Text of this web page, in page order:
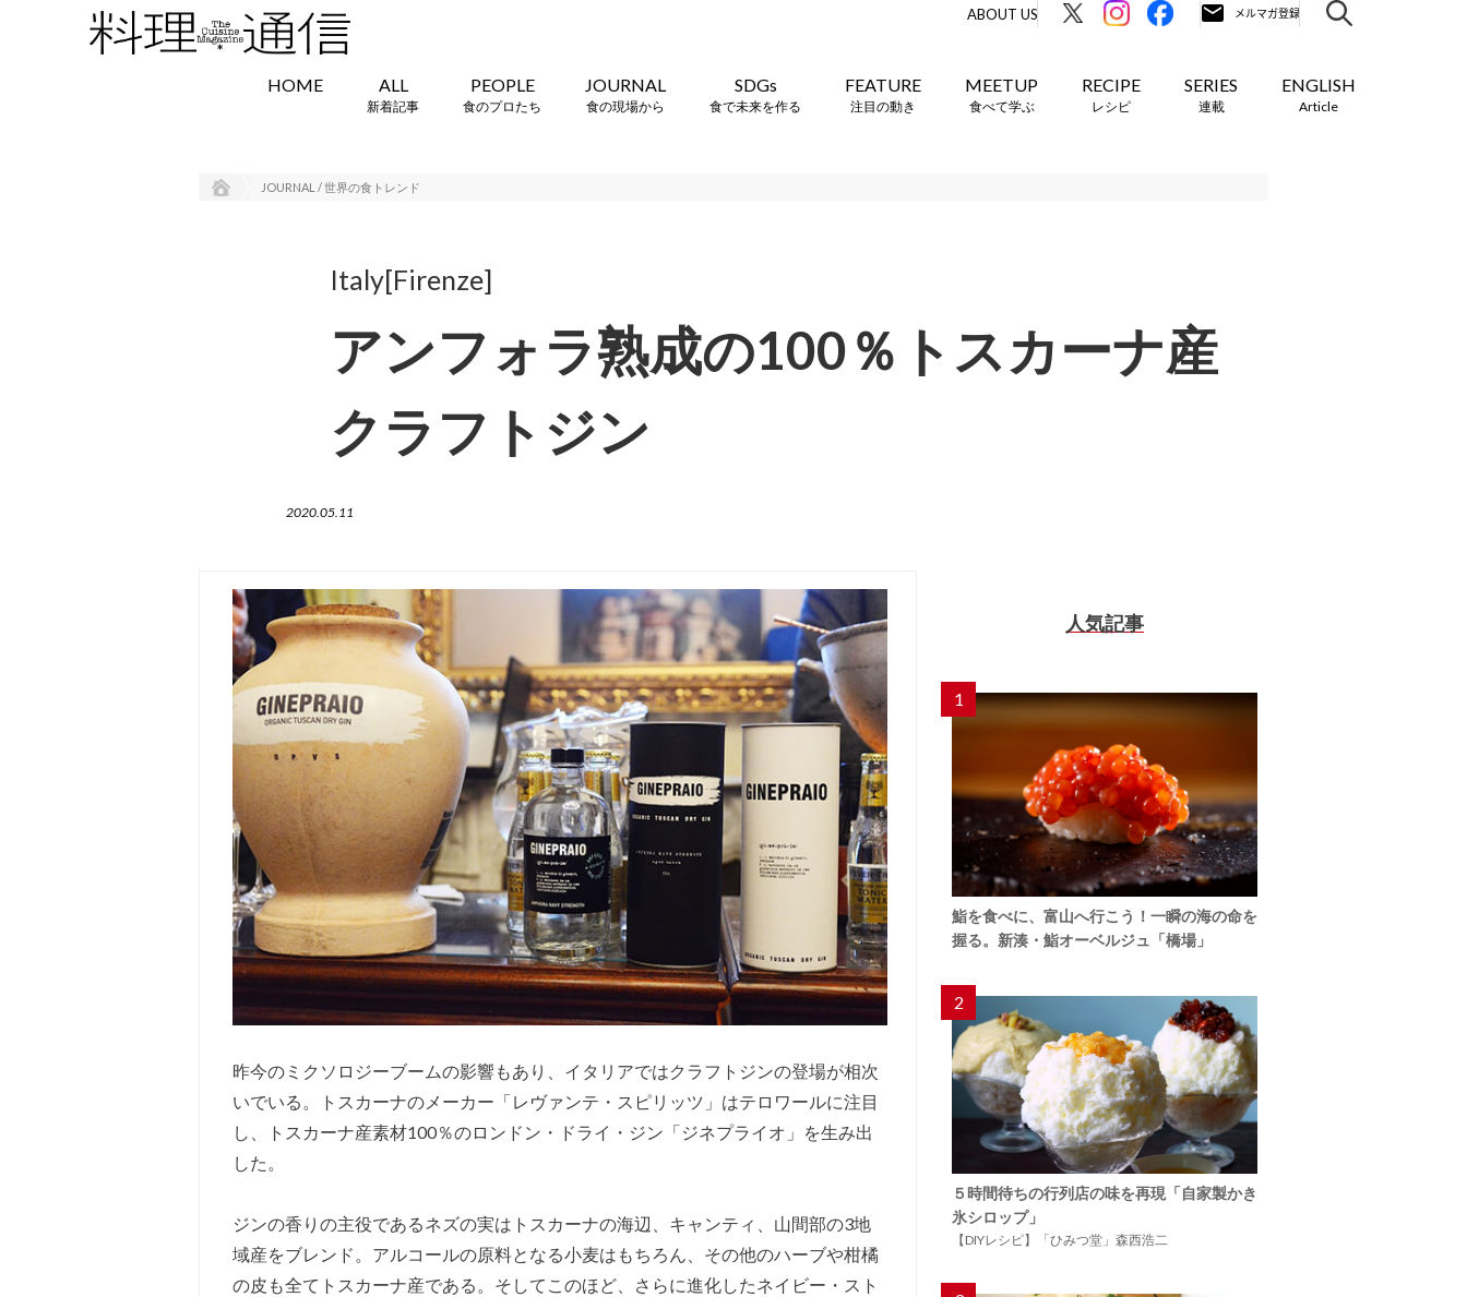
ABOUT US
HOME ALL
新着記事
PEOPLE
食のプロたち
JOURNAL
食の現場から
SDGs
食で未来を作る
FEATURE
注目の動き
MEETUP
食べて学ぶ
RECIPE
レシピ
SERIES
連載
ENGLISH
Article
JOURNAL / 世界の食トレンド
Italy[Firenze]
アンフォラ熟成の100％トスカーナ産
クラフトジン
2020.05.11
昨今のミクソロジーブームの影響もあり、イタリアではクラフトジンの登場が相次
いでいる。トスカーナのメーカー「レヴァンテ・スピリッツ」はテロワールに注目
し、トスカーナ産素材100％のロンドン・ドライ・ジン「ジネプライオ」を生み出
した。
ジンの香りの主役であるネズの実はトスカーナの海辺、キャンティ、山間部の3地
域産をブレンド。アルコールの原料となる小麦はもちろん、その他のハーブや柑橘
の皮も全てトスカーナ産である。そしてこのほど、さらに進化したネイビー・スト
人気記事
1
鮨を食べに、富山へ行こう！一瞬の海の命を
握る。新湊・鮨オーベルジュ「橋場」
2
５時間待ちの行列店の味を再現「自家製かき
氷シロップ」
【DIYレシピ】「ひみつ堂」森西浩二